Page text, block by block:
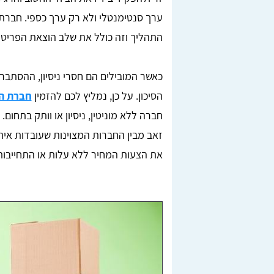
ערך סנטימנטלי ולא רק ערך כספי.
התהליך וזה כולל את שלב הוצאת
כאשר המובילים הם חסרי ניסיון,
הסיכון. על כן, נמליץ לכם להזמין חברת
חברה ללא מוניטין, ניסיון או וותק
זאב מבין החברות המצוינות שעובדות
את הצעות המחיר ללא עלות או